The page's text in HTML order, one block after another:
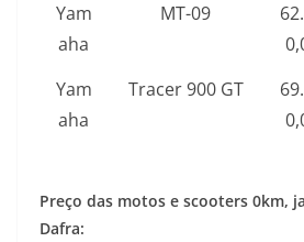
Yam
aha
MT-09
Yam
aha
Tracer 900 GT
Preço das motos e scooters 0km,
Dafra: